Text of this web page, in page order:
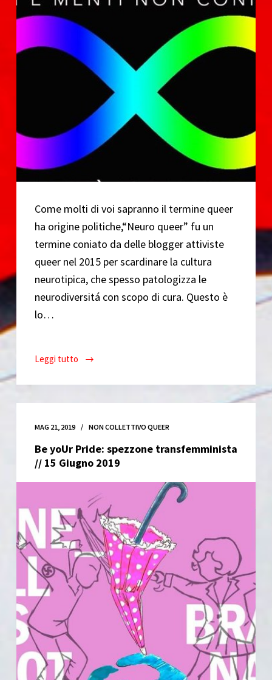
o
Come molti di voi sapranno il termine queer
ha origine politiche,“Neuro queer” fu un
termine coniato da delle blogger attiviste
queer nel 2015 per scardinare la cultura
neurotipica, che spesso patologizza le
neurodiversitá con scopo di cura. Questo è
lo…
Leggi tutto
BuFestival!
Corpi
menti
non
conformi
13
Dicembre
2019
MAG 21, 2019 NON COLLETTIVO QUEER
Be yoUr Pride: spezzone transfemminista
// 15 Giugno 2019